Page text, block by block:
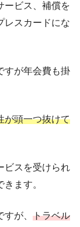
ービス、補償を
レスカードにな
すが年会費も掛
が頭一つ抜けて
ビスを受けられ
ます。
が、 トラベル